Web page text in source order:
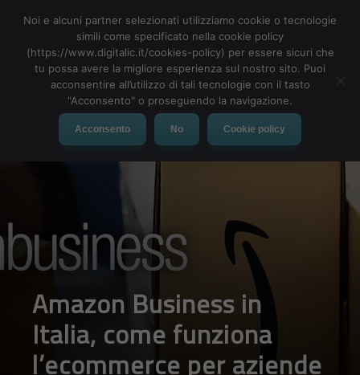
In arrivo un Microsoft
Surface pieghevole:
come sarà
Noi e alcuni partner selezionati utilizziamo cookie o tecnologie
simili come specificato nella cookie policy
(https://www.digitalic.it/cookies-policy) per essere sicuri che
tu possa avere la migliore esperienza sul nostro sito. Puoi
acconsentire all’utilizzo di tali tecnologie con il tasto
"Acconsento" o proseguendo la navigazione.
Acconsento No Cookie policy